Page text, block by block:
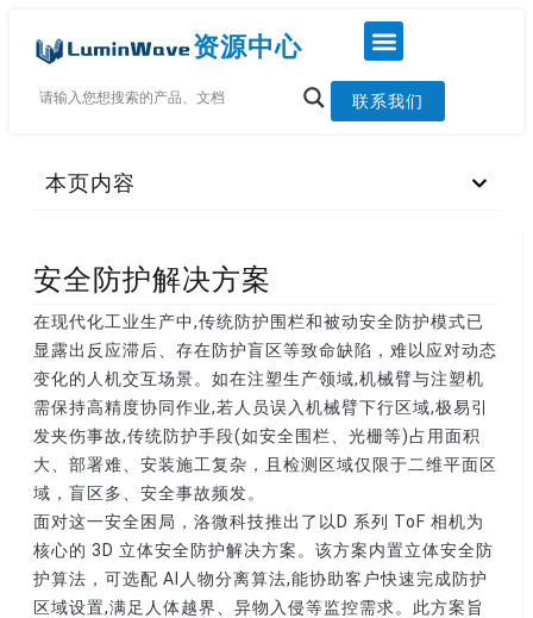
资源中心
联系我们
安全防护解决方案
在现代化工业生产中,传统防护围栏和被动安全防护模式已
显露出反应滞后、存在防护盲区等致命缺陷，难以应对动态
变化的人机交互场景。如在注塑生产领域,机械臂与注塑机
需保持高精度协同作业,若人员误入机械臂下行区域,极易引
发夹伤事故,传统防护手段(如安全围栏、光栅等)占用面积
大、部署难、安装施工复杂，且检测区域仅限于二维平面区
域，盲区多、安全事故频发。
面对这一安全困局，洛微科技推出了以D 系列 ToF 相机为
核心的 3D 立体安全防护解决方案。该方案内置立体安全防
护算法，可选配 AI人物分离算法,能协助客户快速完成防护
区域设置,满足人体越界、异物入侵等监控需求。此方案旨
本页内容